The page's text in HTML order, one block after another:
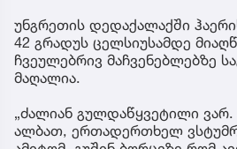
უნგრეთის დედაქალაქში
42 გრადუს ცელსიუსამდე
ჩვეულებრივ მაჩვენებლებზე
მაღალია.
„ძალიან გულდაწყვეტილი ვარ.
ალბათ, ერთადერთხელ